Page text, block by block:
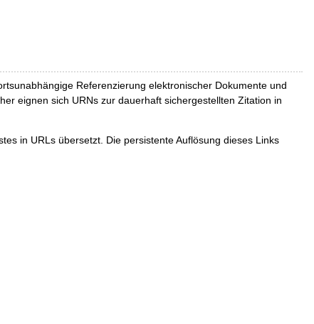
Referenzierung elektronischer Dokumente und
eignen sich URNs zur dauerhaft sichergestellten Zitation in
in URLs übersetzt. Die persistente Auflösung dieses Links